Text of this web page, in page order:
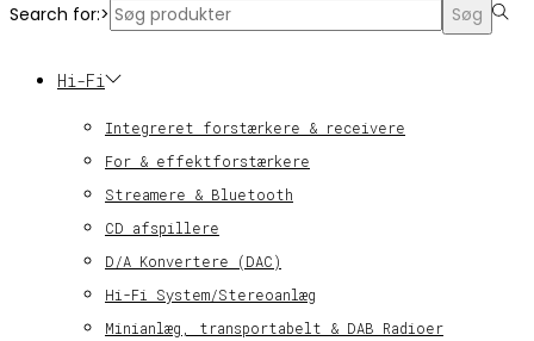
Search for:> Søg
Hi-Fi
Integreret forstærkere & receivere
For & effektforstærkere
Streamere & Bluetooth
CD afspillere
D/A Konvertere (DAC)
Hi-Fi System/Stereoanlæg
Minianlæg, transportabelt & DAB Radioer